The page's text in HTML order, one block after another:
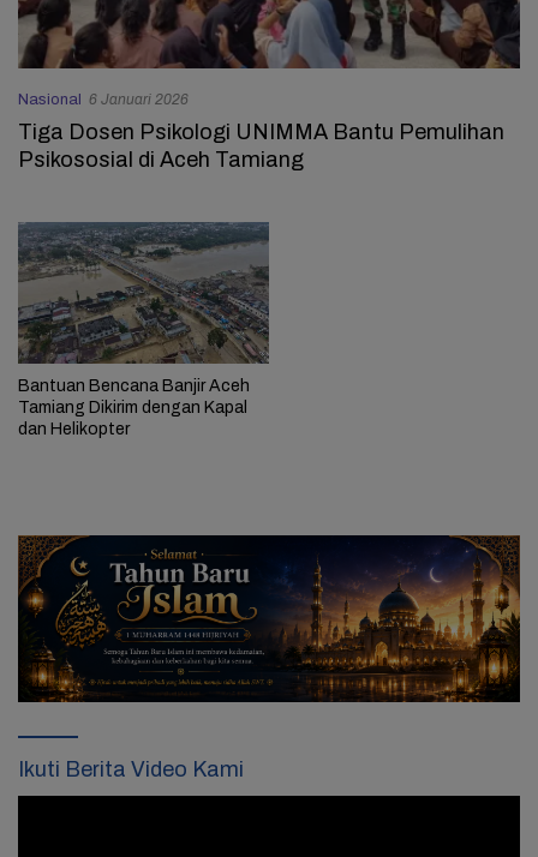
Nasional 6 Januari 2026
Tiga Dosen Psikologi UNIMMA Bantu Pemulihan
Psikososial di Aceh Tamiang
Bantuan Bencana Banjir Aceh
Tamiang Dikirim dengan Kapal
dan Helikopter
Ikuti Berita Video Kami